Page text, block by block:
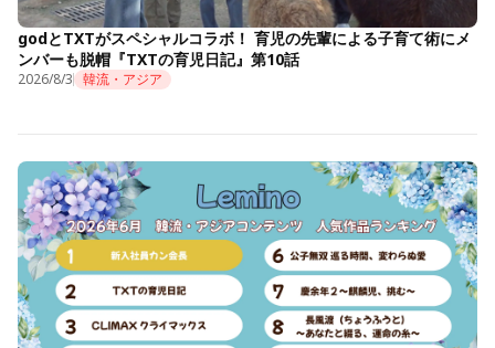
godとTXTがスペシャルコラボ！ 育児の先輩による子育て術にメ
ンバーも脱帽『TXTの育児日記』第10話
2026/8/3 韓流・アジア